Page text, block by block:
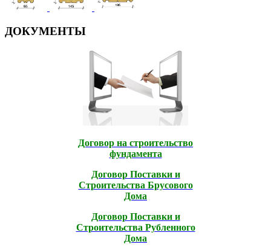
ДОКУМЕНТЫ
Договор на строительство
фундамента
Договор Поставки и
Строительcтва Брусового
Дома
Договор Поставки и
Строительcтва Рубленного
Дома